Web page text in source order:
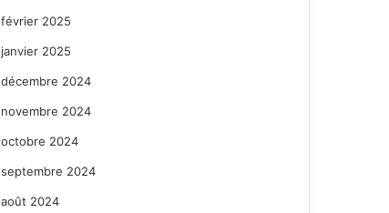
février 2025
janvier 2025
décembre 2024
novembre 2024
octobre 2024
septembre 2024
août 2024